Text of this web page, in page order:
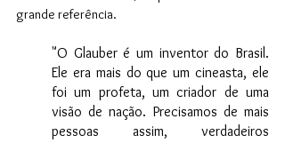
grande referência.
"O Glauber é um inventor do Brasil.
Ele era mais do que um cineasta, ele
foi um profeta, um criador de uma
visão de nação. Precisamos de mais
pessoas assim, verdadeiros